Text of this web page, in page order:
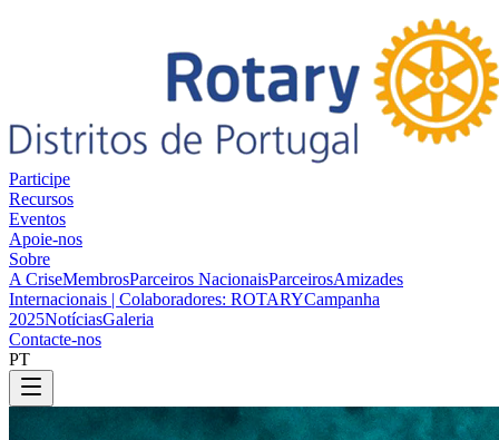
Participe
Recursos
Eventos
Apoie-nos
Sobre
A CriseMembrosParceiros NacionaisParceirosAmizades
Internacionais | Colaboradores: ROTARYCampanha
2025NotíciasGaleria
Contacte-nos
PT